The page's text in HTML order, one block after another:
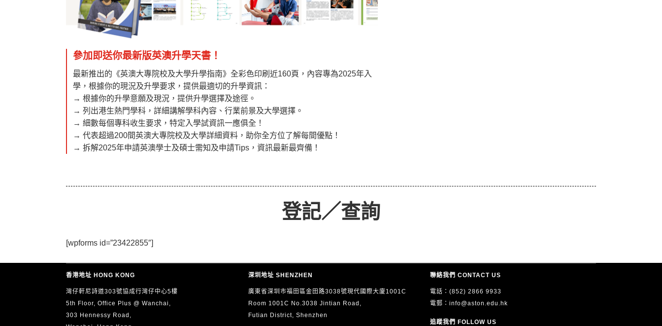
參加即送你最新版英澳升學天書！
最新推出的《英澳大專院校及大學升學指南》全彩色印刷近160頁，內容專為2025年入
學，根據你的現況及升學要求，提供最適切的升學資訊：
→ 根據你的升學意願及現況，提供升學選擇及途徑。
→ 列出港生熱門學科，詳細講解學科內容、行業前景及大學選擇。
→ 細數每個專科收生要求，特定入學試資訊一應俱全！
→ 代表超過200間英澳大專院校及大學詳細資料，助你全方位了解每間優點！
→ 拆解2025年申請英澳學士及碩士需知及申請Tips，資訊最新最齊備！
登記／查詢
[wpforms id=”23422855″]
香港地址 HONG KONG
灣仔軒尼詩道303號協成行灣仔中心5樓
5th Floor, Office Plus @ Wanchai,
303 Hennessy Road,
深圳地址 SHENZHEN
廣東省深圳市福田區金田路3038號現代國際大廈1001C
Room 1001C No.3038 Jintian Road,
Futian District, Shenzhen
聯絡我們 CONTACT US
電話：(852) 2866 9933
電郵： info@aston.edu.hk
追蹤我們 FOLLOW US